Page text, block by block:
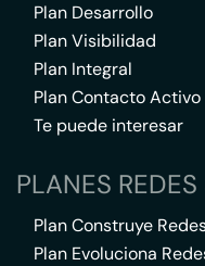
Plan Desarrollo
Plan Visibilidad
Plan Integral
Plan Contacto Activo
Te puede interesar
PLANES
Plan Construye
Plan Evoluciona